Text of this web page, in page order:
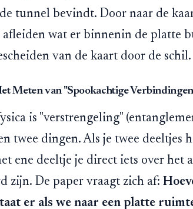
tunnel bevindt. Door naar de
afleiden wat er binnenin de platte
van de kaart door de schil.
Meten van "Spookachtige
is "verstrengeling"
twee dingen. Als je twee deeltjes
ene deeltje je direct iets over het
zijn. De paper vraagt zich af:
er als we naar een platte